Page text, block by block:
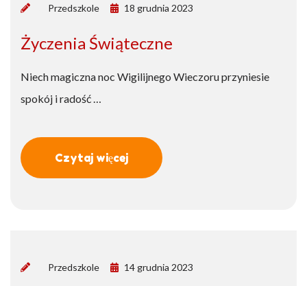
Przedszkole 18 grudnia 2023
Życzenia Świąteczne
Niech magiczna noc Wigilijnego Wieczoru przyniesie
spokój i radość …
Czytaj więcej
Przedszkole 14 grudnia 2023